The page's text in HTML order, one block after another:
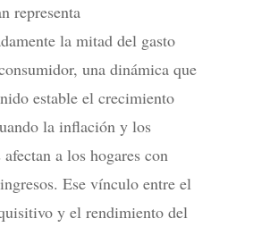
representa
la mitad del gasto
una dinámica que
estable el crecimiento
la inflación y los
afectan a los hogares con
Ese vínculo entre el
y el rendimiento del